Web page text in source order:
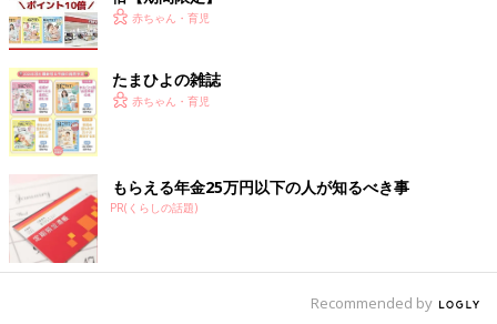
赤ちゃん・育児
たまひよの雑誌
赤ちゃん・育児
もらえる年金25万円以下の人が知るべき事
PR(くらしの話題)
Recommended by